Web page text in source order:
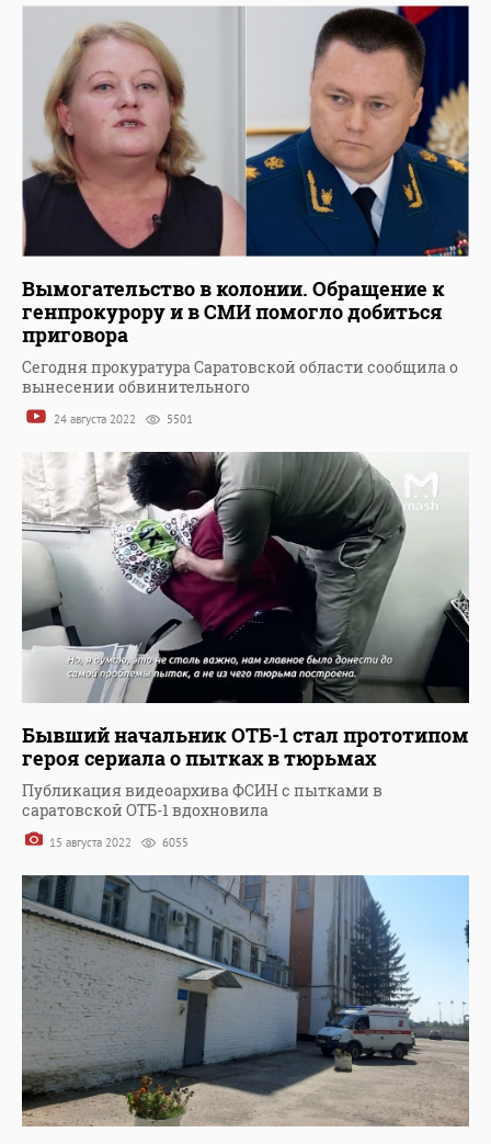
Вымогательство в колонии. Обращение к
генпрокурору и в СМИ помогло добиться
приговора
Сегодня прокуратура Саратовской области сообщила о
вынесении обвинительного
24 августа 2022 5501
Бывший начальник ОТБ-1 стал прототипом
героя сериала о пытках в тюрьмах
Публикация видеоархива ФСИН с пытками в
саратовской ОТБ-1 вдохновила
15 августа 2022 6055